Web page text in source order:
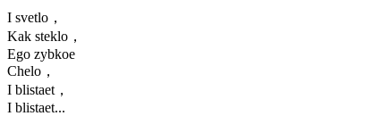
I svetlo，
Kak steklo，
Ego zybkoe
Chelo，
I blistaet，
I blistaet...